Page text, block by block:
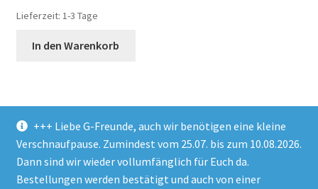
+++ Liebe G-Freunde, auch wir benötigen eine kleine
Verschnaufpause. Zumindest vom 25.07. bis zum 10.08.2026.
Dann sind wir wieder vollumfänglich für Euch da.
Bestellungen werden bestätigt und auch von einer
Lieferzeit: 1-3 Tage
In den Warenkorb
1–28 von 117 Ergebnissen werden angezeigt